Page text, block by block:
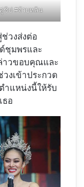
ชิป #จ้าบหลิน
วงส่งต่อ
ชุมพรและ
าวขอบคุณและ
งเข้าประกวด
ำแหน่งนี้ให้รับ
ธอ